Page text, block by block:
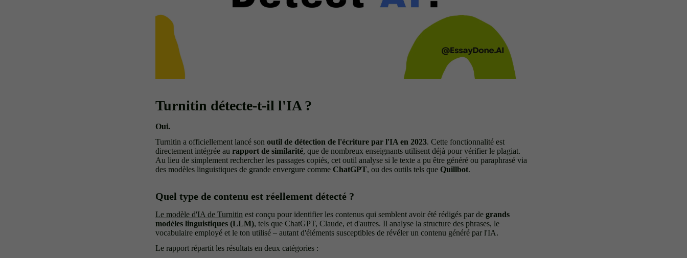
Turnitin détecte-t-il l'IA ?
Oui.
Turnitin a officiellement lancé son outil de détection de l'écriture par l'IA en 2023. Cette fonctionnalité est
directement intégrée au rapport de similarité, que de nombreux enseignants utilisent déjà pour vérifier le plagiat.
Au lieu de simplement rechercher les passages copiés, cet outil analyse si le texte a pu être généré ou paraphrasé via
des modèles linguistiques de grande envergure comme ChatGPT, ou des outils tels que Quillbot.
Quel type de contenu est réellement détecté ?
Le modèle d'IA de Turnitin est conçu pour identifier les contenus qui semblent avoir été rédigés par de grands
modèles linguistiques (LLM), tels que ChatGPT, Claude, et d'autres. Il analyse la structure des phrases, le
vocabulaire employé et le ton utilisé – autant d'éléments susceptibles de révéler un contenu généré par l'IA.
Le rapport répartit les résultats en deux catégories :